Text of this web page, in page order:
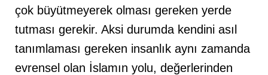
çok büyütmeyerek olması gereken yerde
tutması gerekir. Aksi durumda kendini asıl
tanımlaması gereken insanlık aynı zamanda
evrensel olan İslamın yolu, değerlerinden